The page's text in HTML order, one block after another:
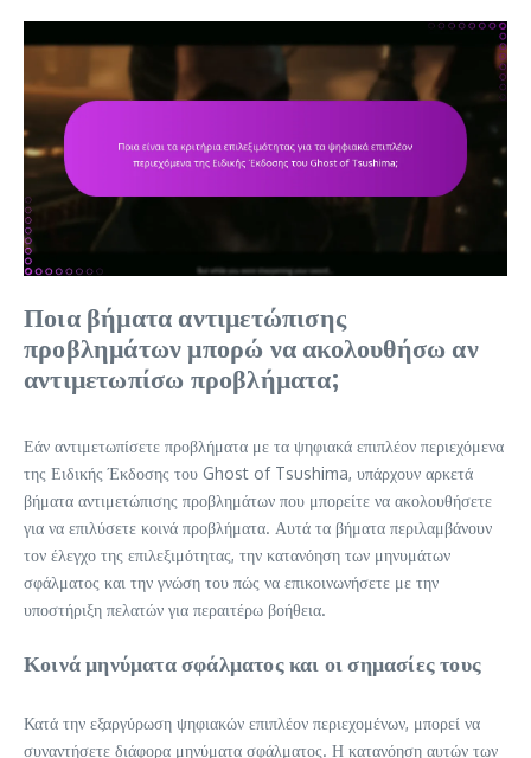
Ποια βήματα αντιμετώπισης
προβλημάτων μπορώ να ακολουθήσω αν
αντιμετωπίσω προβλήματα;
Εάν αντιμετωπίσετε προβλήματα με τα ψηφιακά επιπλέον περιεχόμενα
της Ειδικής Έκδοσης του Ghost of Tsushima, υπάρχουν αρκετά
βήματα αντιμετώπισης προβλημάτων που μπορείτε να ακολουθήσετε
για να επιλύσετε κοινά προβλήματα. Αυτά τα βήματα περιλαμβάνουν
τον έλεγχο της επιλεξιμότητας, την κατανόηση των μηνυμάτων
σφάλματος και την γνώση του πώς να επικοινωνήσετε με την
υποστήριξη πελατών για περαιτέρω βοήθεια.
Κοινά μηνύματα σφάλματος και οι σημασίες τους
Κατά την εξαργύρωση ψηφιακών επιπλέον περιεχομένων, μπορεί να
συναντήσετε διάφορα μηνύματα σφάλματος. Η κατανόηση αυτών των